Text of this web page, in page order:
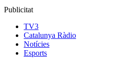
Publicitat
TV3
Catalunya Ràdio
Notícies
Esports